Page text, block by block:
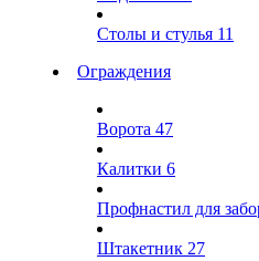
Столы и стулья 11
Ограждения
Ворота 47
Калитки 6
Профнастил для
Штакетник 27